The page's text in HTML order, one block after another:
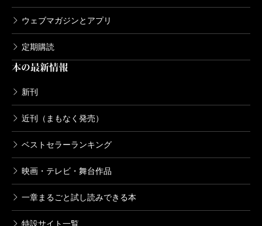
ウェブマガジンとアプリ
定期購読
本の最新情報
新刊
近刊（まもなく発売）
ベストセラーランキング
映画・テレビ・舞台作品
一章まるごと試し読みできる本
特設サイト一覧